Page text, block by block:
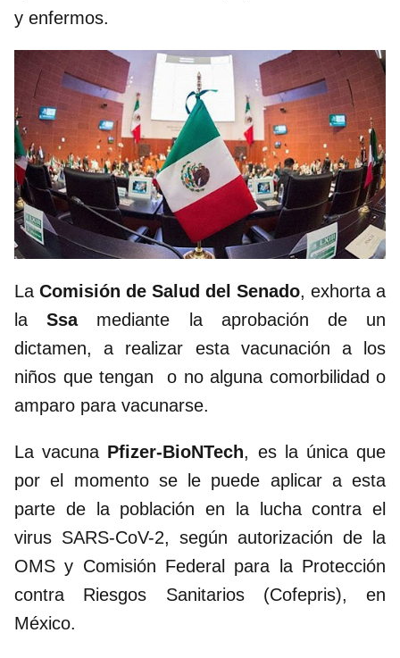
y enfermos.
La Comisión de Salud del Senado, exhorta a
laSsa mediante la aprobación de un
dictamen, a realizar esta vacunación a los
niños que tengan o no alguna comorbilidad o
amparo para vacunarse.
La vacuna Pfizer-BioNTech, es la única que
por el momento se le puede aplicar a esta
parte de la población en la lucha contra el
virus SARS-CoV-2, según autorización de la
OMS y Comisión Federal para la Protección
contra Riesgos Sanitarios (Cofepris), en
México.